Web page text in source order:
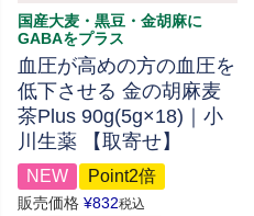
国産大麦・黒豆・金胡麻に
GABAをプラス
血圧が高めの方の血圧を
低下させる 金の胡麻麦
茶Plus 90g(5g×18)｜小
川生薬 【取寄せ】
NEW Point2倍
販売価格 ¥832税込